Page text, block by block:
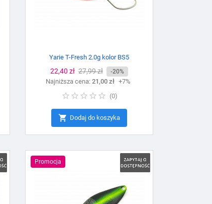
Yarie T-Fresh 2.0g kolor BS5
Cena
22,40 zł Cena
podstawowa
27,99 zł -20%
Najniższa cena: 21,00 zł +7%
(0)
 Dodaj do koszyka
Promocja